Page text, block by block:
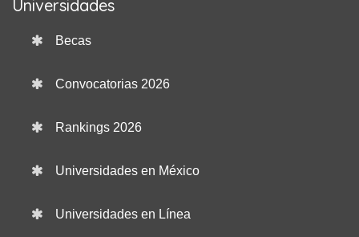
Universidades
Becas
Convocatorias 2026
Rankings 2026
Universidades en México
Universidades en Línea